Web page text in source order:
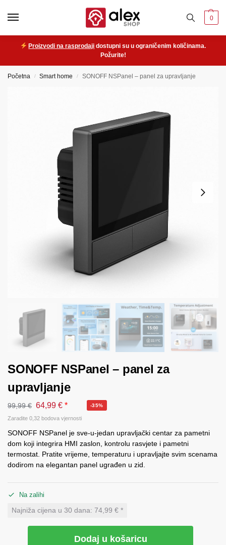
0
Proizvodi na rasprodaji dostupni su u ograničenim količinama.
Požurite!
Početna / Smart home / SONOFF NSPanel – panel za upravljanje
SONOFF NSPanel – panel za
upravljanje
99,99€ 64,99 € *
Zaradite 0,32 bodova vjernosti
-35%
SONOFF NSPanel je sve-u-jedan upravljački centar za pametni
dom koji integrira HMI zaslon, kontrolu rasvjete i pametni
termostat. Pratite vrijeme, temperaturu i upravljajte svim scenama
dodirom na elegantan panel ugrađen u zid.
Na zalihi
Najniža cijena u 30 dana: 74,99 € *
Dodaj u košaricu